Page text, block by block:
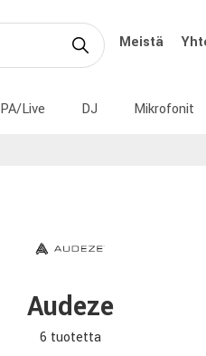
Meistä
PA/Live DJ Mikrofonit
Audeze
6 tuotetta